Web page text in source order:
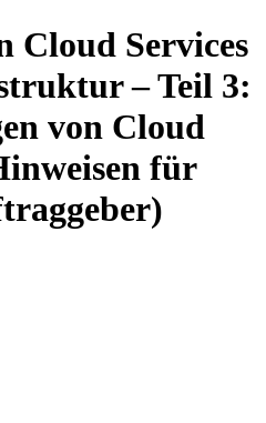
Cloud Services
– Teil 3:
von Cloud
für